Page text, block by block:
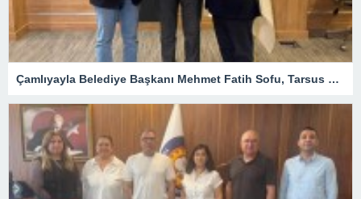
Çamlıyayla Belediye Başkanı Mehmet Fatih Sofu, Tarsus TSO Meclis Toplantısına Konuk Oldu